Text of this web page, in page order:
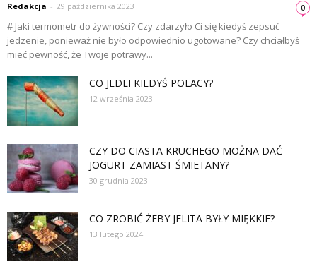
Redakcja - 29 października 2023 0
# Jaki termometr do żywności? Czy zdarzyło Ci się kiedyś zepsuć
jedzenie, ponieważ nie było odpowiednio ugotowane? Czy chciałbyś
mieć pewność, że Twoje potrawy...
CO JEDLI KIEDYŚ POLACY?
12 września 2023
CZY DO CIASTA KRUCHEGO MOŻNA DAĆ
JOGURT ZAMIAST ŚMIETANY?
30 grudnia 2023
CO ZROBIĆ ŻEBY JELITA BYŁY MIĘKKIE?
13 lutego 2024